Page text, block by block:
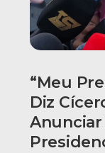
“Meu
Diz